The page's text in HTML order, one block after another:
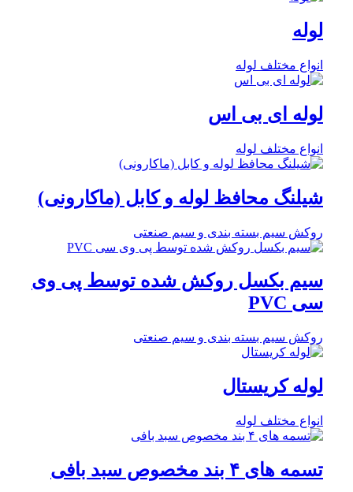
لوله
انواع مختلف لوله
لوله ای بی اس
انواع مختلف لوله
شیلنگ محافظ لوله و کابل (ماکارونی)
روکش سیم بسته بندی و سیم صنعتی
سیم بکسل روکش شده توسط پی وی
سی PVC
روکش سیم بسته بندی و سیم صنعتی
لوله کریستال
انواع مختلف لوله
تسمه های ۴ بند مخصوص سبد بافی